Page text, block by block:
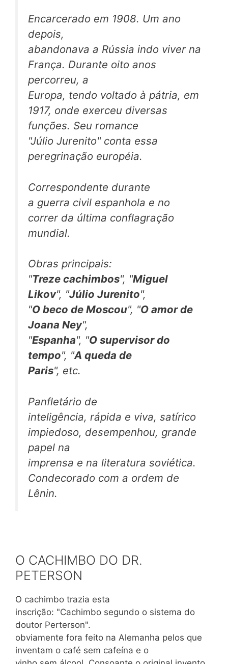
Encarcerado em 1908. Um ano
depois,
abandonava a Rússia indo viver na
França. Durante oito anos
percorreu, a
Europa, tendo voltado à pátria, em
1917, onde exerceu diversas
funções. Seu romance
"Júlio Jurenito" conta essa
peregrinação européia.
Correspondente durante
a guerra civil espanhola e no
correr da última conflagração
mundial.
Obras principais:
"Treze cachimbos", "Miguel
Likov", "Júlio Jurenito",
"O beco de Moscou", "O amor de
Joana Ney",
"Espanha", "O supervisor do
tempo", "A queda de
Paris", etc.
Panfletário de
inteligência, rápida e viva, satírico
impiedoso, desempenhou, grande
papel na
imprensa e na literatura soviética.
Condecorado com a ordem de
Lênin.
O CACHIMBO DO DR.
PETERSON
O cachimbo trazia esta
inscrição: "Cachimbo segundo o sistema do
doutor Perterson".
obviamente fora feito na Alemanha pelos que
inventam o café sem cafeína e o